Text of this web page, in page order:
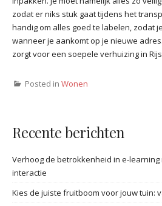
zodat er niks stuk gaat tijdens het
handig om alles goed te labelen, zodat
wanneer je aankomt op je nieuwe
zorgt voor een soepele verhuizing in
Posted in Wonen
Recente berichten
Verhoog de betrokkenheid in e-
interactie
Kies de juiste fruitboom voor jouw tuin: